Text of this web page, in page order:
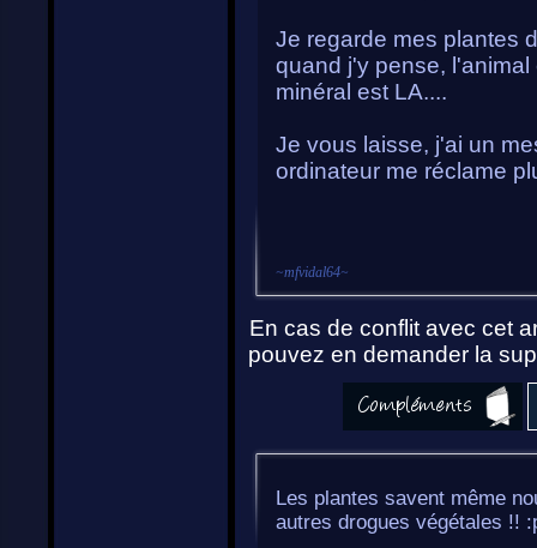
Je regarde mes plantes
quand j'y pense,
minéral est LA....
Je vous laisse, j'ai un
ordinateur me réclame
~mfvidal64~
En cas de conflit avec cet
pouvez en demander la
Les plantes savent même
autres drogues végétales !!